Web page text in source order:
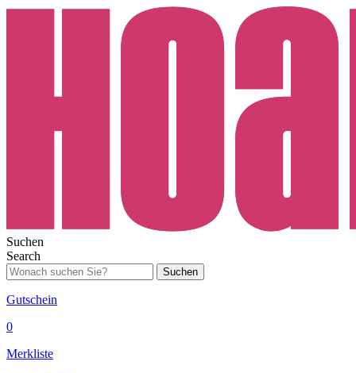
Suchen
Search
Suchen
Gutschein
0
Merkliste